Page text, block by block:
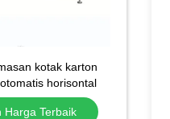
kotak karton
horisontal
Harga Terbaik